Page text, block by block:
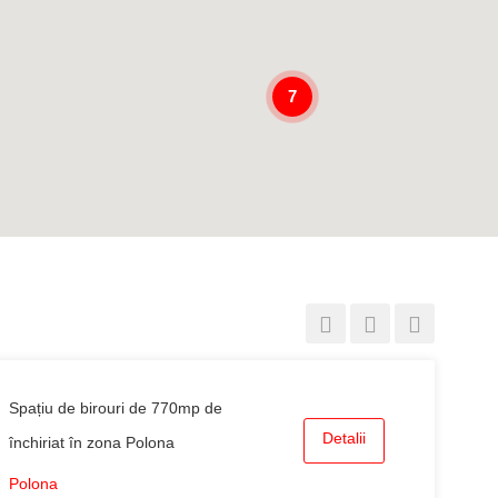
7
Spațiu de birouri de 770mp de
închiriat în zona Polona
Polona
Detalii